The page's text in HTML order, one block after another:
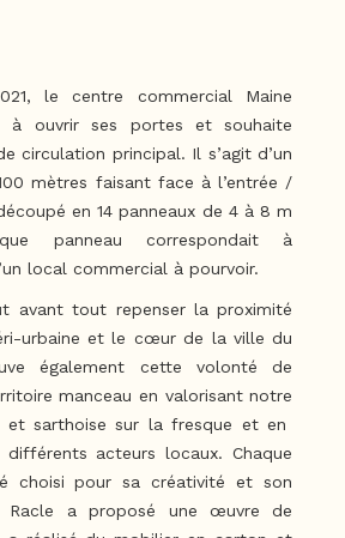
le centre commercial Maine
à ouvrir ses portes et souhaite
circulation principal. Il s’agit d’un
mètres faisant face à l’entrée /
en 14 panneaux de 4 à 8 m
panneau correspondait à
local commercial à pourvoir.
avant tout repenser la proximité
urbaine et le cœur de la ville du
également cette volonté de
manceau en valorisant notre
et sarthoise sur la fresque et en
différents acteurs locaux. Chaque
choisi pour sa créativité et son
Racle a proposé une œuvre de